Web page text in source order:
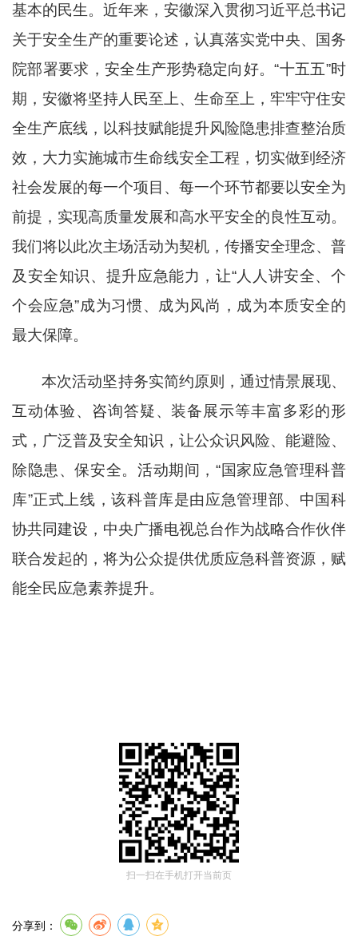
基本的民生。近年来，安徽深入贯彻习近平总书记
关于安全生产的重要论述，认真落实党中央、国务
院部署要求，安全生产形势稳定向好。“十五五”时
期，安徽将坚持人民至上、生命至上，牢牢守住安
全生产底线，以科技赋能提升风险隐患排查整治质
效，大力实施城市生命线安全工程，切实做到经济
社会发展的每一个项目、每一个环节都要以安全为
前提，实现高质量发展和高水平安全的良性互动。
我们将以此次主场活动为契机，传播安全理念、普
及安全知识、提升应急能力，让“人人讲安全、个
个会应急”成为习惯、成为风尚，成为本质安全的
最大保障。
本次活动坚持务实简约原则，通过情景展现、
互动体验、咨询答疑、装备展示等丰富多彩的形
式，广泛普及安全知识，让公众识风险、能避险、
除隐患、保安全。活动期间，“国家应急管理科普
库”正式上线，该科普库是由应急管理部、中国科
协共同建设，中央广播电视总台作为战略合作伙伴
联合发起的，将为公众提供优质应急科普资源，赋
能全民应急素养提升。
扫一扫在手机打开当前页
分享到：